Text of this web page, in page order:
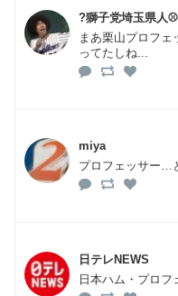
?獅子党埼玉県人⚾️
まあ栗山プロフェ
ってたしね...
miya
プロフェッサー…
日テレNEWS
日本ハム・プロフ